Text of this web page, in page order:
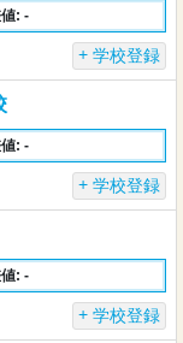
: -
学校登録
: -
学校登録
: -
学校登録